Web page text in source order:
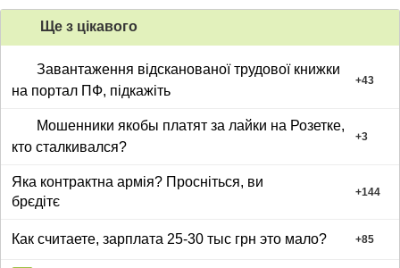
Ще з цiкавого
Завантаження відсканованої трудової книжки
на портал ПФ, підкажіть
+43
Мошенники якобы платят за лайки на Розетке,
кто сталкивался?
+3
Яка контрактна армія? Просніться, ви
брєдітє
+144
Как считаете, зарплата 25-30 тыс грн это мало? +85